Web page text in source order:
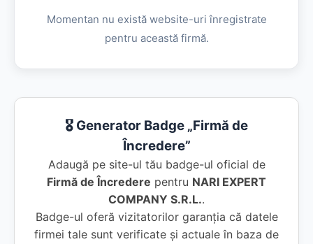
Momentan nu există website-uri înregistrate
pentru această firmă.
🎖️ Generator Badge „Firmă de
Încredere”
Adaugă pe site-ul tău badge-ul oficial de
Firmă de Încredere pentru NARI EXPERT
COMPANY S.R.L..
Badge-ul oferă vizitatorilor garanția că datele
firmei tale sunt verificate și actuale în baza de